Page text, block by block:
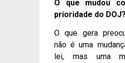
O que mudou
prioridade do DOJ?
O que gera
não é uma
lei, mas uma